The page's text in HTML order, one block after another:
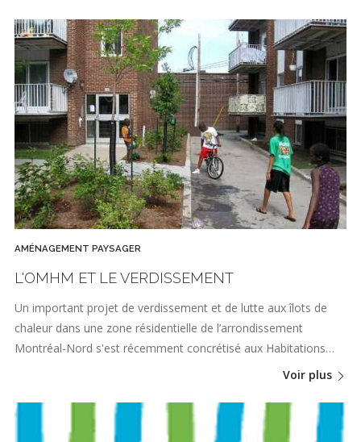
AMÉNAGEMENT PAYSAGER
L'OMHM ET LE VERDISSEMENT
Un important projet de verdissement et de lutte aux îlots de
chaleur dans une zone résidentielle de l’arrondissement
Montréal-Nord s'est récemment concrétisé aux Habitations…
Voir plus